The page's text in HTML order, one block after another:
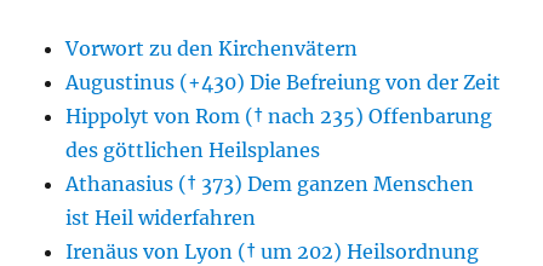
Vorwort zu den Kirchenvätern
Augustinus (+430) Die Befreiung von der Zeit
Hippolyt von Rom († nach 235) Offenbarung
des göttlichen Heilsplanes
Athanasius († 373) Dem ganzen Menschen
ist Heil widerfahren
Irenäus von Lyon († um 202) Heilsordnung